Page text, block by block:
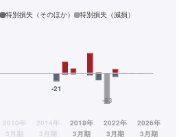
特別損失（そのほか） 特別損失（減損）